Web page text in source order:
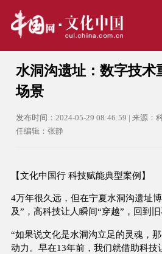
水洞沟遗址：数字技术
场景
发布时间：2024-05-29 08:46:59 | 来源：
任编辑：张静
【文化中国行 科技赋能典型案例】
4万年很久远，但在宁夏水洞沟遗址
及”，高科技让人瞬间“穿越”，回到旧
“如果说文化是水洞沟立足的灵魂，
动力。早在13年前，我们就借助科技